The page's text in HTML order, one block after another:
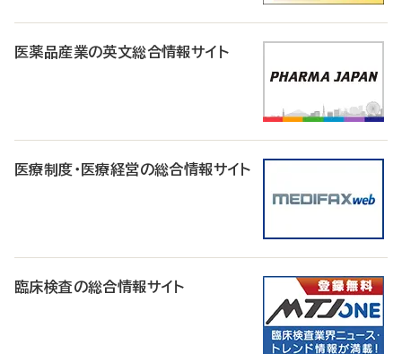
医薬品産業の英文総合情報サイト
医療制度・医療経営の総合情報サイト
臨床検査の総合情報サイト